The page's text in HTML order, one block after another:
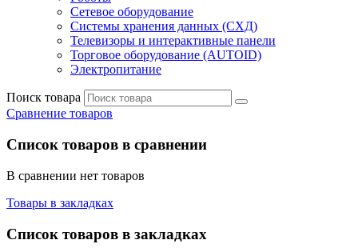
Сетевое оборудование
Системы хранения данных (СХД)
Телевизоры и интерактивные панели
Торговое оборудование (AUTOID)
Электропитание
Поиск товара
Сравнение товаров
Список товаров в сравнении
В сравнении нет товаров
Товары в закладках
Список товаров в закладках